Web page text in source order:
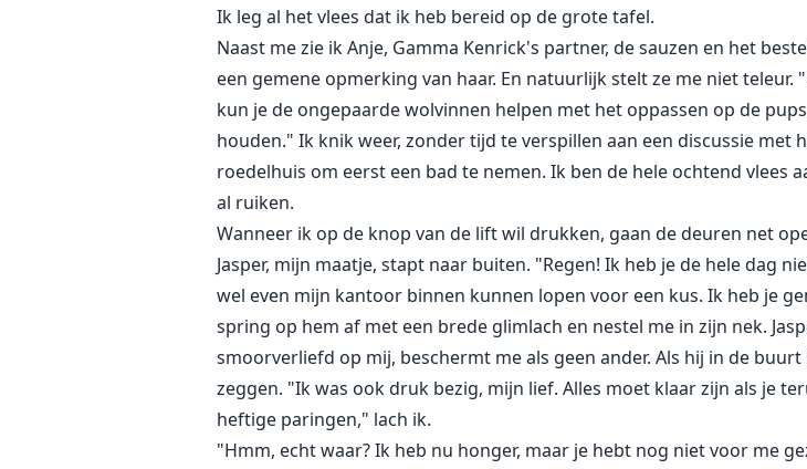
Ik leg al het vlees dat ik heb bereid op de grote tafel.
Naast me zie ik Anje, Gamma Kenrick's partner, de sauzen en het
een gemene opmerking van haar. En natuurlijk stelt ze me niet
kun je de ongepaarde wolvinnen helpen met het oppassen op de
houden." Ik knik weer, zonder tijd te verspillen aan een discussie met
roedelhuis om eerst een bad te nemen. Ik ben de hele ochtend vlees
al ruiken.
Wanneer ik op de knop van de lift wil drukken, gaan de deuren net
Jasper, mijn maatje, stapt naar buiten. "Regen! Ik heb je de hele dag
wel even mijn kantoor binnen kunnen lopen voor een kus. Ik heb je
spring op hem af met een brede glimlach en nestel me in zijn nek.
smoorverliefd op mij, beschermt me als geen ander. Als hij in de
zeggen. "Ik was ook druk bezig, mijn lief. Alles moet klaar zijn als je
heftige paringen," lach ik.
"Hmm, echt waar? Ik heb nu honger, maar je hebt nog niet voor me